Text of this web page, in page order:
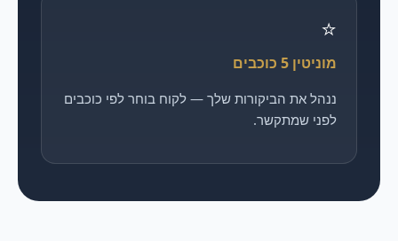
⭐
מוניטין 5 כוכבים
ננהל את הביקורות שלך — לקוח בוחר לפי כוכבים
לפני שמתקשר.